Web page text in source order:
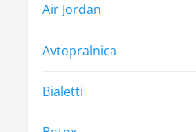
Air Jordan
Avtopralnica
Bialetti